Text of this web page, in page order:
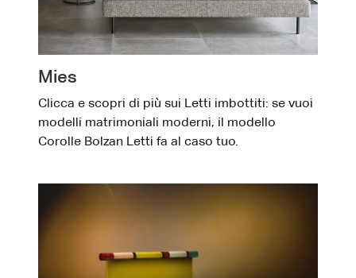
Mies
Clicca e scopri di più sui Letti imbottiti: se vuoi
modelli matrimoniali moderni, il modello
Corolle Bolzan Letti fa al caso tuo.